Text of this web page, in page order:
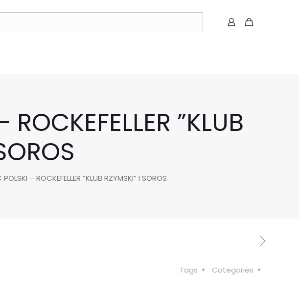
”KLUB
– ROCKEFELLER ”KLUB RZYMSKI” I SOROS
Categories
Tags